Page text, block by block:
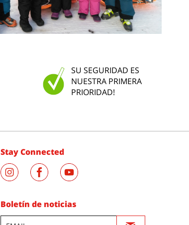
SU SEGURIDAD ES
NUESTRA PRIMERA
PRIORIDAD!
Stay Connected
Boletín de noticias